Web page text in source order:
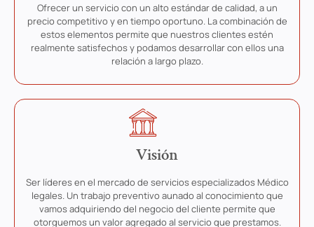
Ofrecer un servicio con un alto estándar de calidad, a un
precio competitivo y en tiempo oportuno. La combinación de
estos elementos permite que nuestros clientes estén
realmente satisfechos y podamos desarrollar con ellos una
relación a largo plazo.
Visión
Ser líderes en el mercado de servicios especializados Médico
legales. Un trabajo preventivo aunado al conocimiento que
vamos adquiriendo del negocio del cliente permite que
otorguemos un valor agregado al servicio que prestamos.